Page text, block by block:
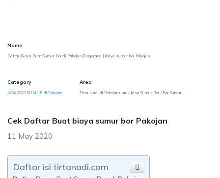
Name
Daftar Biaya Buat Sumur Bor di Pakojan Tangerang | biaya sumur bor Pakojan
Category
JASA BOR SUMUR di Pakojan
Area
Tirta Nadi di Pakojan untuk Jasa Sumur Bor / Bor Sumur
Cek Daftar Buat biaya sumur bor Pakojan
11 May 2020
Daftar isi tirtanadi.com